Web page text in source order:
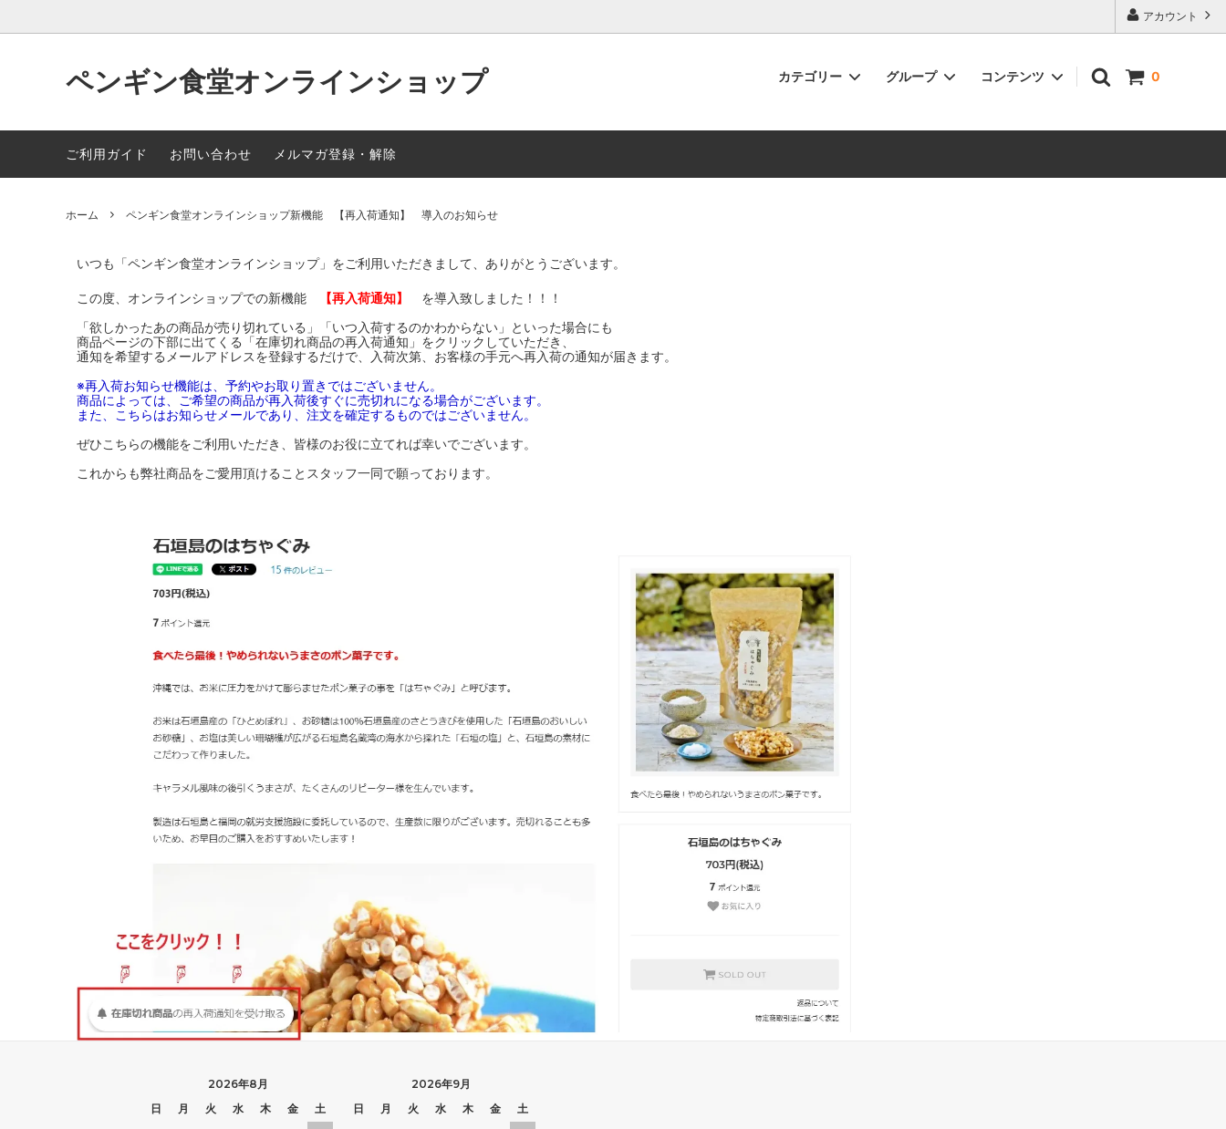
アカウント
ペンギン食堂オンラインショップ 0
カテゴリー グループ コンテンツ
outside of Japan!
領収書や納品書の発行について
オンラインショップでの取り扱い商品・
ご利用ガイド お問い合わせ メルマガ登録・解除
ホーム ペンギン食堂オンラインショップ新機能 【再入荷通知】 導入のお知らせ
いつも「ペンギン食堂オンラインショップ」をご利用いただきまして、ありがとうございます。
この度、オンラインショップでの新機能 【再入荷通知】 を導入致しました！！！
「欲しかったあの商品が売り切れている」「いつ入荷するのかわからない」といった場合にも
商品ページの下部に出てくる「在庫切れ商品の再入荷通知」をクリックしていただき、
通知を希望するメールアドレスを登録するだけで、入荷次第、お客様の手元へ再入荷の通知が届きます。
※再入荷お知らせ機能は、予約やお取り置きではございません。
商品によっては、ご希望の商品が再入荷後すぐに売切れになる場合がございます。
また、こちらはお知らせメールであり、注文を確定するものではございません。
ぜひこちらの機能をご利用いただき、皆様のお役に立てれば幸いでございます。
これからも弊社商品をご愛用頂けることスタッフ一同で願っております。
2026年8月
日
月 火 水 木 金
土
2026年9月
日
月 火 水 木 金
土